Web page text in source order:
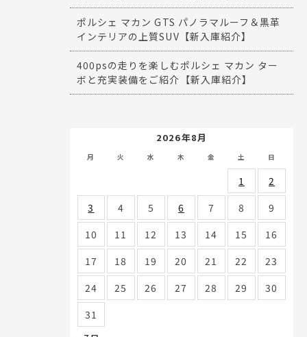
ポルシェ マカン GTS パノラマルーフ＆黒革
インテリアの上質SUV【新入庫紹介】
400psの走りを楽しむポルシェ マカン ター
ボと充実装備をご紹介【新入庫紹介】
2026年8月
月 火 水 木 金 土 日
1
2
3
4 5 6 7 8
9
10
11 12 13 14 15
16
17
18 19 20 21 22
23
24
25 26 27 28 29
30
31